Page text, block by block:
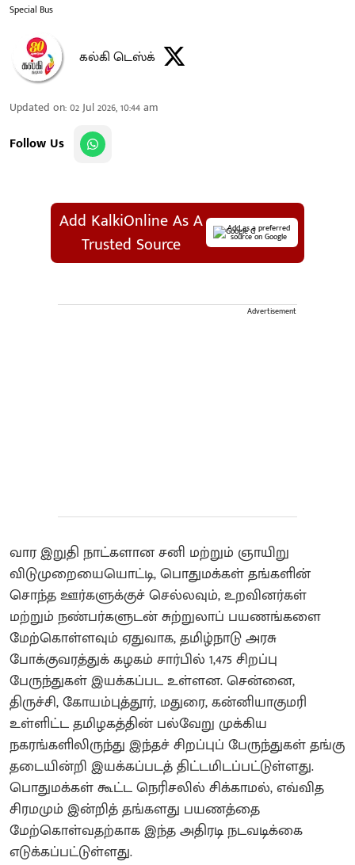
Special Bus
கல்கி டெஸ்க்
Updated on:02 Jul 2026, 10:44 am
Follow Us
Add KalkiOnline As A
Trusted Source
Add as a preferred
source on Google
Advertisement
வார இறுதி நாட்களான சனி மற்றும் ஞாயிறு
விடுமுறையையொட்டி, பொதுமக்கள் தங்களின்
சொந்த ஊர்களுக்குச் செல்லவும், உறவினர்கள்
மற்றும் நண்பர்களுடன் சுற்றுலாப் பயணங்களை
மேற்கொள்ளவும் ஏதுவாக, தமிழ்நாடு அரசு
போக்குவரத்துக் கழகம் சார்பில் 1,475 சிறப்பு
பேருந்துகள் இயக்கப்பட உள்ளன. சென்னை,
திருச்சி, கோயம்புத்தூர், மதுரை, கன்னியாகுமரி
உள்ளிட்ட தமிழகத்தின் பல்வேறு முக்கிய
நகரங்களிலிருந்து இந்தச் சிறப்புப் பேருந்துகள் தங்கு
தடையின்றி இயக்கப்படத் திட்டமிடப்பட்டுள்ளது.
பொதுமக்கள் கூட்ட நெரிசலில் சிக்காமல், எவ்வித
சிரமமும் இன்றித் தங்களது பயணத்தை
மேற்கொள்வதற்காக இந்த அதிரடி நடவடிக்கை
எடுக்கப்பட்டுள்ளது.